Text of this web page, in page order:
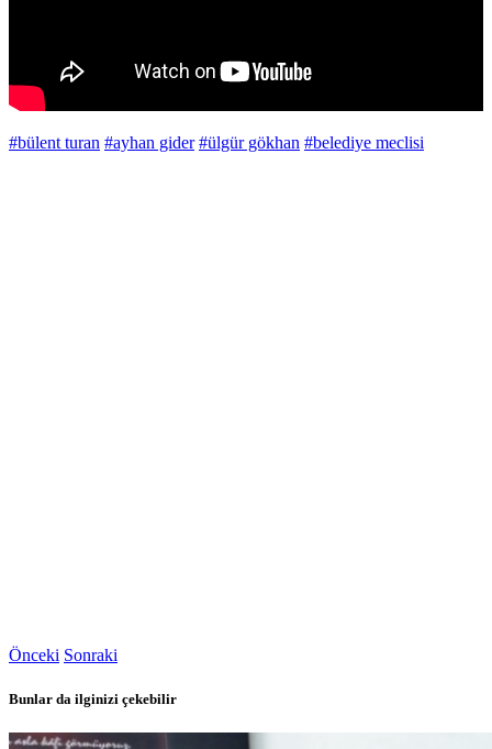
#bülent turan #ayhan gider #ülgür gökhan #belediye meclisi
Önceki Sonraki
Bunlar da ilginizi çekebilir